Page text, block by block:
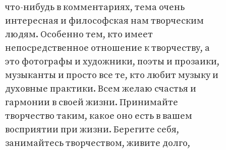
что-нибудь в комментариях, тема очень
интересная и философская нам творческим
людям. Особенно тем, кто имеет
непосредственное отношение к творчеству, а
это фотографы и художники, поэты и прозаики,
музыканты и просто все те, кто любит музыку и
духовные практики. Всем желаю счастья и
гармонии в своей жизни. Принимайте
творчество таким, какое оно есть в вашем
восприятии при жизни. Берегите себя,
занимайтесь творчеством, живите долго,